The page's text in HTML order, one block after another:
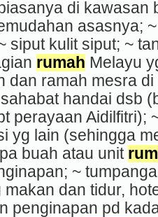
di kawasan
asasnya;
siput kulit siput; ~
rumah Melayu
dan ramah mesra di
handai dsb
perayaan Aidil­fitri);
yg lain (sehingga
buah atau unit
~
makan dan tidur,